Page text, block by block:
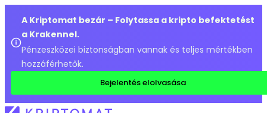
A Kriptomat bezár – Folytassa a kripto befektetést
a Krakennel.
Pénzeszközei biztonságban vannak és teljes mértékben
hozzáférhetők.
Bejelentés elolvasása